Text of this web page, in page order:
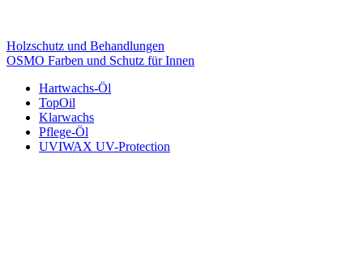
Holzschutz und Behandlungen
OSMO Farben und Schutz für Innen
Hartwachs-Öl
TopOil
Klarwachs
Pflege-Öl
UVIWAX UV-Protection